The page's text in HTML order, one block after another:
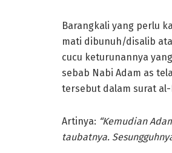
Barangkali yang perlu
mati dibunuh/disalib
cucu keturunannya
sebab Nabi Adam as
tersebut dalam surat al­-
Artinya: “Kemudian
taubatnya.